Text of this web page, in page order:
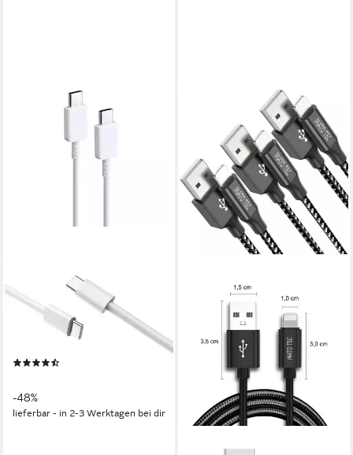
Schnellladekabel für Samsung
Galaxy S25 S24 S23 S22 S21
S20 + Ultra Smartphone-
cm),
fast charging
-48%
lieferbar - in 2-3 Werktagen bei dir
ALPHA ELECTRONICS